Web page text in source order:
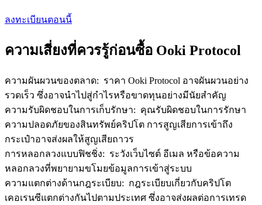
Deposit CASHCAT & Win
Share 500000 CASHCAT prize pool
Exclusive for BitMart Users
Register & Trade to Win 500,000 USDT
ลงทะเบียนตอนนี้
ความเสี่ยงที่ควรรู้ก่อนซื้อ Ooki Protocol
ความผันผวนของตลาด: ราคา Ooki Protocol อาจผันผวนอย่าง
รวดเร็ว ซึ่งอาจนำไปสู่กำไรหรือขาดทุนอย่างมีนัยสำคัญ
ความรับผิดชอบในการเก็บรักษา: คุณรับผิดชอบในการรักษา
ความปลอดภัยของสินทรัพย์คริปโต การสูญเสียการเข้าถึง
กระเป๋าอาจส่งผลให้สูญเสียถาวร
การหลอกลวงแบบฟิชชิ่ง: ระวังเว็บไซต์ อีเมล หรือข้อความ
หลอกลวงที่พยายามขโมยข้อมูลการเข้าสู่ระบบ
ความแตกต่างด้านกฎระเบียบ: กฎระเบียบเกี่ยวกับคริปโต
เคอเรนซีแตกต่างกันไปตามประเทศ ซึ่งอาจส่งผลต่อการเทรด